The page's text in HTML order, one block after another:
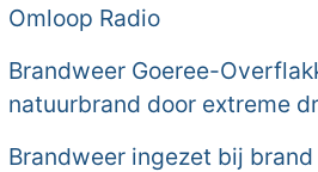
Omloop Radio
Brandweer Goeree-
natuurbrand door extreme
Brandweer ingezet bij